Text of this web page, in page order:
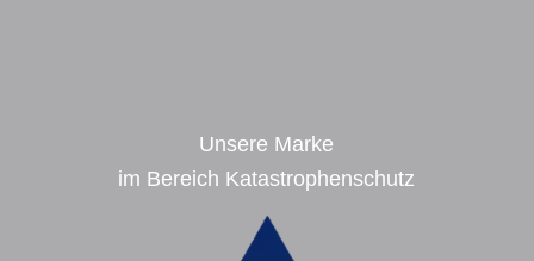
Unsere Marke
im Bereich Katastrophenschutz